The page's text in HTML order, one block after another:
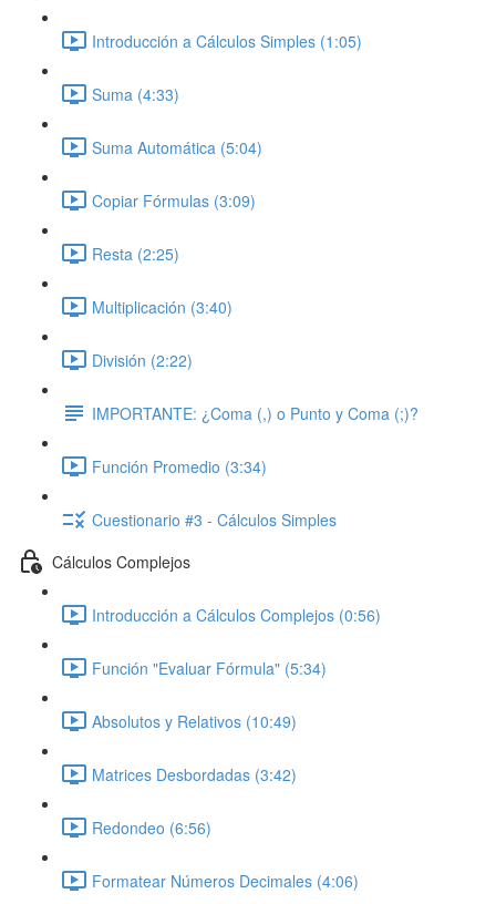
Introducción a Cálculos Simples (1:05)
Suma (4:33)
Suma Automática (5:04)
Copiar Fórmulas (3:09)
Resta (2:25)
Multiplicación (3:40)
División (2:22)
IMPORTANTE: ¿Coma (,) o Punto y Coma (;)?
Función Promedio (3:34)
Cuestionario #3 - Cálculos Simples
Cálculos Complejos
Introducción a Cálculos Complejos (0:56)
Función "Evaluar Fórmula" (5:34)
Absolutos y Relativos (10:49)
Matrices Desbordadas (3:42)
Redondeo (6:56)
Formatear Números Decimales (4:06)